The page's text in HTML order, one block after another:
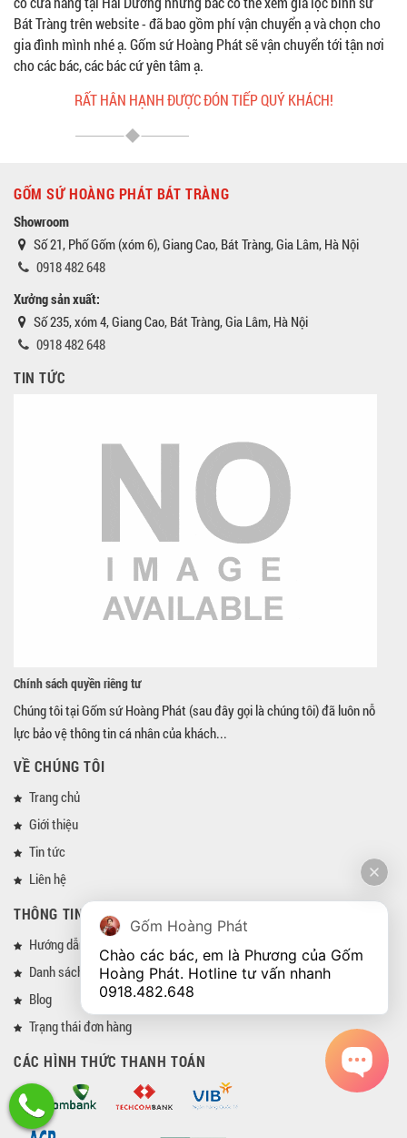
Bát Tràng trên website - đã bao gồm phí vận chuyển ạ và chọn cho
gia đình mình nhé ạ. Gốm sứ Hoàng Phát sẽ vận chuyển tới tận nơi
cho các bác, các bác cứ yên tâm ạ.
RẤT HÂN HẠNH ĐƯỢC ĐÓN TIẾP QUÝ KHÁCH!
GỐM SỨ HOÀNG PHÁT BÁT TRÀNG
Showroom
Số 21, Phố Gốm (xóm 6), Giang Cao, Bát Tràng, Gia Lâm, Hà Nội
0918 482 648
Xưởng sản xuất:
Số 235, xóm 4, Giang Cao, Bát Tràng, Gia Lâm, Hà Nội
0918 482 648
TIN TỨC
Chính sách quyền riêng tư
Chúng tôi tại Gốm sứ Hoàng Phát (sau đây gọi là chúng tôi) đã luôn nỗ
lực bảo vệ thông tin cá nhân của khách...
VỀ CHÚNG TÔI
Trang chủ
Giới thiệu
Tin tức
Liên hệ
THÔNG TIN
Hướng dẫn mua hàng
Danh sách đại lý
Blog
Trạng thái đơn hàng
CÁC HÌNH THỨC THANH TOÁN
Gốm Hoàng Phát
Chào các bác, em là Phương của Gốm
0918.482.648